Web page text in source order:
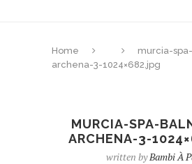
Home
murcia-
archena-3-1024×682.jpg
MURCIA-SPA-
ARCHENA-3-
written byBambi À